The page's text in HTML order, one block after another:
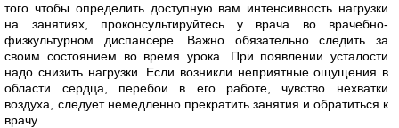
того чтобы определить доступную вам интенсивность нагрузки
на занятиях, проконсультируйтесь у врача во врачебно-
физкультурном диспансере. Важно обязательно следить за
своим состоянием во время урока. При появлении усталости
надо снизить нагрузки. Если возникли неприятные ощущения в
области сердца, перебои в его работе, чувство нехватки
воздуха, следует немедленно прекратить занятия и обратиться к
врачу.